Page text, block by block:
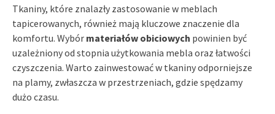
Tkaniny, które znalazły zastosowanie w meblach
tapicerowanych, również mają kluczowe znaczenie dla
komfortu. Wybór materiałów obiciowych powinien być
uzależniony od stopnia użytkowania mebla oraz łatwości
czyszczenia. Warto zainwestować w tkaniny odporniejsze
na plamy, zwłaszcza w przestrzeniach, gdzie spędzamy
dużo czasu.